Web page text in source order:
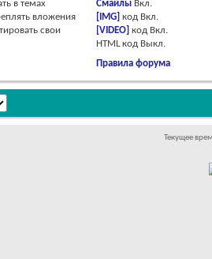
в темах
вложения
свои
Смайлы Вкл.
[IMG] код Вкл.
[VIDEO] код Вкл.
HTML код Выкл.
Правила форума
Текущее